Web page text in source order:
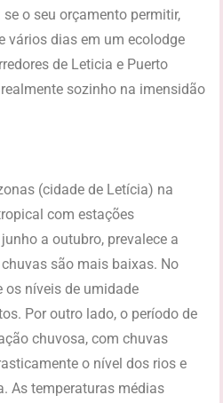
o seu orçamento permitir,
vários dias em um ecolodge
de Leticia e Puerto
sozinho na imensidão
(cidade de Letícia) na
com estações
a outubro, prevalece a
são mais baixas. No
os níveis de umidade
Por outro lado, o período de
chuvosa, com chuvas
o nível dos rios e
As temperaturas médias